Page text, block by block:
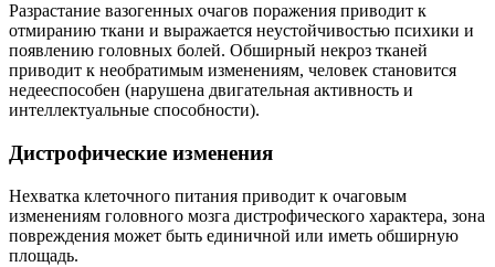
Разрастание вазогенных очагов поражения приводит к
отмиранию ткани и выражается неустойчивостью психики и
появлению головных болей. Обширный некроз тканей
приводит к необратимым изменениям, человек становится
недееспособен (нарушена двигательная активность и
интеллектуальные способности).
Дистрофические изменения
Нехватка клеточного питания приводит к очаговым
изменениям головного мозга дистрофического характера, зона
повреждения может быть единичной или иметь обширную
площадь.